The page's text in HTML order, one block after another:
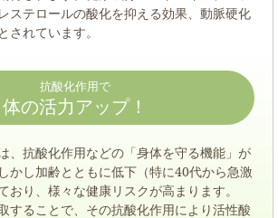
ステロールの酸化を抑える効果、動脈硬化
されています。
抗酸化作用で
体の活力アップ！
、抗酸化作用などの「身体を守る機能」が
かし加齢とともに低下（特に40代から急激
おり、様々な健康リスクが高まります。
することで、その抗酸化作用により活性酸